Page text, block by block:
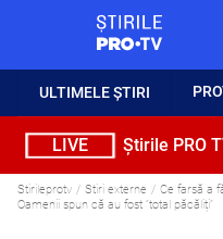
ULTIMELE ȘTIRI
LIVE Știrile PRO
Stirileprotv Stiri externe
Ce farsă a
Oamenii spun că au fost ”total păcăliți”